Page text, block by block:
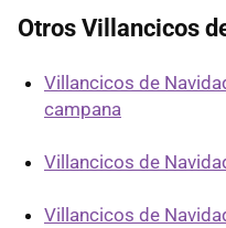
Otros Villancicos
Villancicos de
campana
Villancicos de
Villancicos de